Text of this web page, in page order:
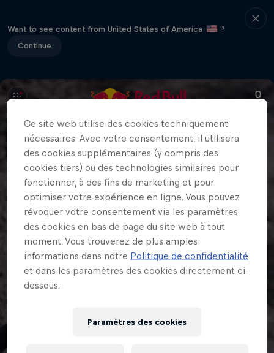
Want to see content from United States of America
?
Continue
Ce site web utilise des cookies techniquement
nécessaires. Avec votre consentement, il utilisera
des cookies supplémentaires (y compris des
cookies tiers) ou des technologies similaires pour
fonctionner, à des fins de marketing et pour
optimiser votre expérience en ligne. Vous pouvez
révoquer votre consentement via les paramètres
des cookies en bas de page du site web à tout
moment. Vous trouverez de plus amples
informations dans notre Politique de confidentialité
et dans les paramètres des cookies directement ci-
dessous.
Paramètres des cookies